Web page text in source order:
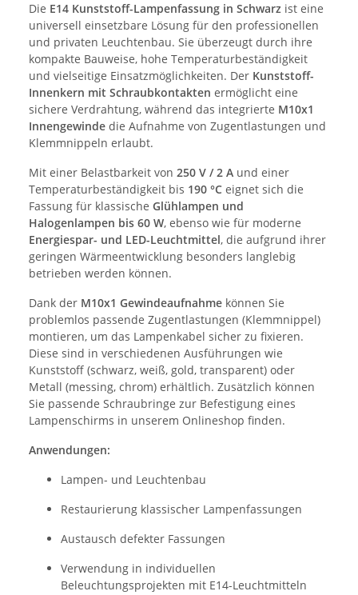
Die E14 Kunststoff-Lampenfassung in Schwarz ist eine
universell einsetzbare Lösung für den professionellen
und privaten Leuchtenbau. Sie überzeugt durch ihre
kompakte Bauweise, hohe Temperaturbeständigkeit
und vielseitige Einsatzmöglichkeiten. Der Kunststoff-
Innenkern mit Schraubkontakten ermöglicht eine
sichere Verdrahtung, während das integrierte M10x1
Innengewinde die Aufnahme von Zugentlastungen und
Klemmnippeln erlaubt.
Mit einer Belastbarkeit von 250 V / 2 A und einer
Temperaturbeständigkeit bis 190 °C eignet sich die
Fassung für klassische Glühlampen und
Halogenlampen bis 60 W, ebenso wie für moderne
Energiespar- und LED-Leuchtmittel, die aufgrund ihrer
geringen Wärmeentwicklung besonders langlebig
betrieben werden können.
Dank der M10x1 Gewindeaufnahme können Sie
problemlos passende Zugentlastungen (Klemmnippel)
montieren, um das Lampenkabel sicher zu fixieren.
Diese sind in verschiedenen Ausführungen wie
Kunststoff (schwarz, weiß, gold, transparent) oder
Metall (messing, chrom) erhältlich. Zusätzlich können
Sie passende Schraubringe zur Befestigung eines
Lampenschirms in unserem Onlineshop finden.
Anwendungen:
Lampen- und Leuchtenbau
Restaurierung klassischer Lampenfassungen
Austausch defekter Fassungen
Verwendung in individuellen
Beleuchtungsprojekten mit E14-Leuchtmitteln